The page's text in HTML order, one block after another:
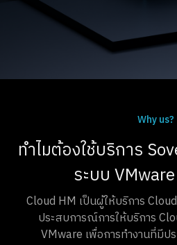
Why us?
ทำไมต้องใช้บริการ
ระบบ
Cloud HM เป็นผู้ให้บริการ
ประสบการณ์การให้บริการ
VMware เพื่อการทำงานที่มีป